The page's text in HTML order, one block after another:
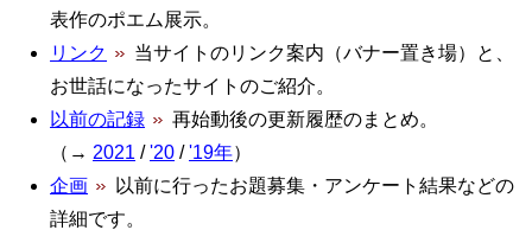
表作のポエム展示。
リンク
当サイトのリンク案内（バナー置き場）と、
お世話になったサイトのご紹介。
以前の記録
再始動後の更新履歴のまとめ。
（→ 2021 /'20 /'19年）
企画
以前に行ったお題募集・アンケート結果などの
詳細です。